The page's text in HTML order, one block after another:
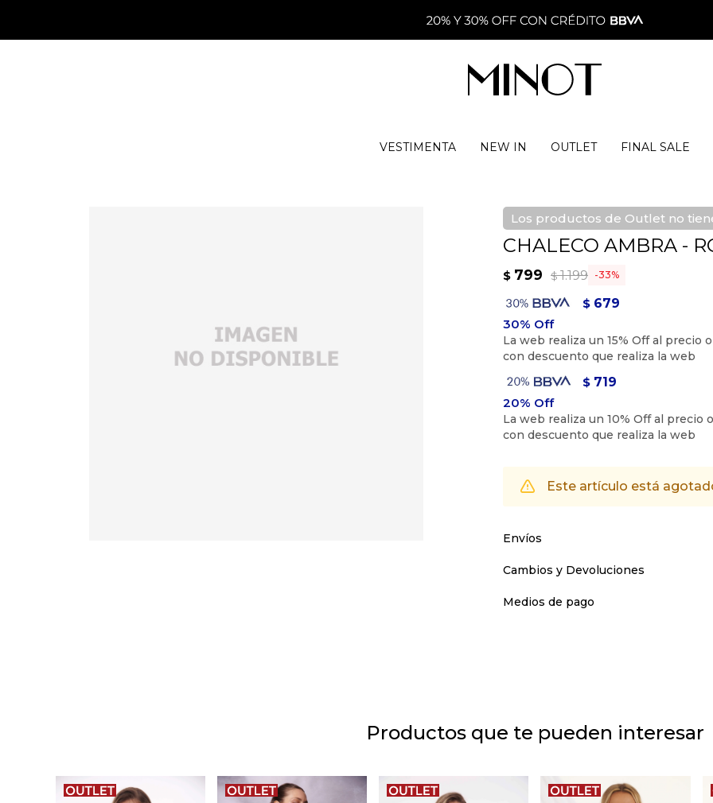
VESTIMENTA NEW IN OUTLET FINAL SALE
Los productos de Outlet no
CHALECO AMBRA -
$ 799 $1.199 33
$ 679
$ 719
Este artículo está
Envíos
Cambios y Devoluciones
Medios de pago
Productos que te pueden interesar